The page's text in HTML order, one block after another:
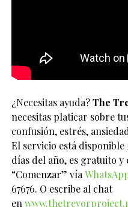
¿Necesitas ayuda?The
necesitas platicar sobre
confusión, estrés,
El servicio está disponible
días del año, es gratuito
“Comenzar” vía
67676. O escribe al chat
en